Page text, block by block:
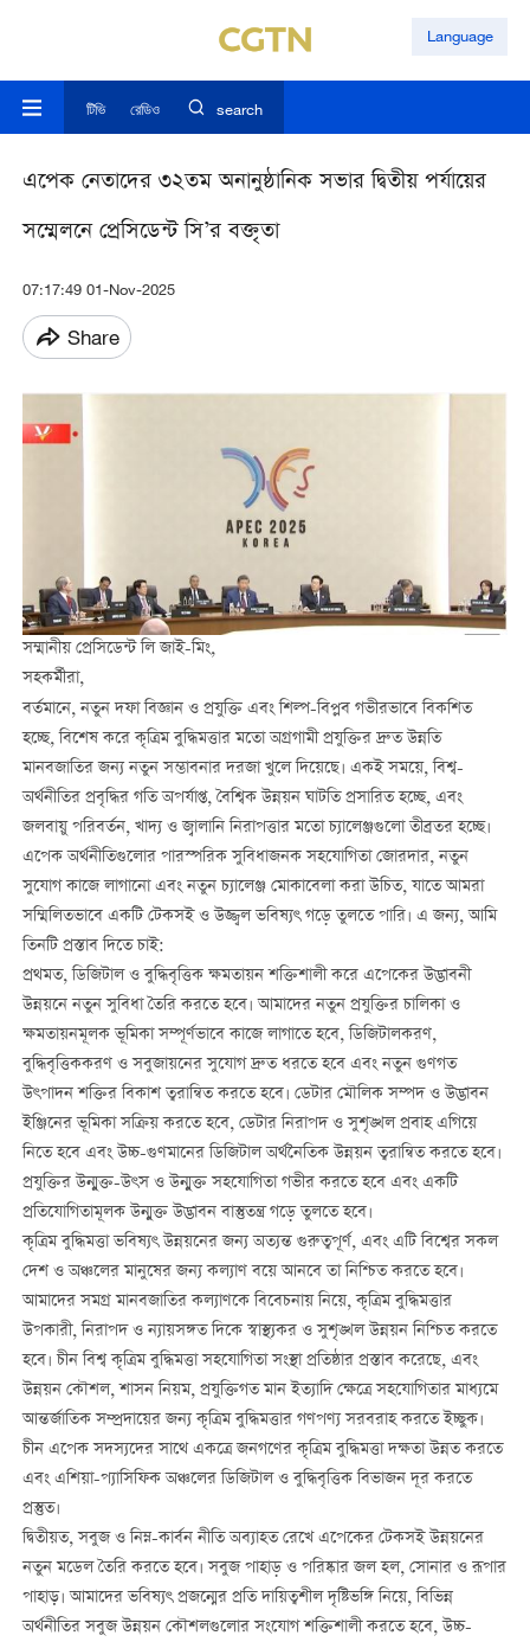
Language
টিভি রেডিও search
এপেক নেতাদের ৩২তম অনানুষ্ঠানিক সভার দ্বিতীয় পর্যায়ের
সম্মেলনে প্রেসিডেন্ট সি’র বক্তৃতা
07:17:49 01-Nov-2025
Share
সম্মানীয় প্রেসিডেন্ট লি জাই-মিং,
সহকর্মীরা,
বর্তমানে, নতুন দফা বিজ্ঞান ও প্রযুক্তি এবং শিল্প-বিপ্লব গভীরভাবে বিকশিত
হচ্ছে, বিশেষ করে কৃত্রিম বুদ্ধিমত্তার মতো অগ্রগামী প্রযুক্তির দ্রুত উন্নতি
মানবজাতির জন্য নতুন সম্ভাবনার দরজা খুলে দিয়েছে। একই সময়ে, বিশ্ব-
অর্থনীতির প্রবৃদ্ধির গতি অপর্যাপ্ত, বৈশ্বিক উন্নয়ন ঘাটতি প্রসারিত হচ্ছে, এবং
জলবায়ু পরিবর্তন, খাদ্য ও জ্বালানি নিরাপত্তার মতো চ্যালেঞ্জগুলো তীব্রতর হচ্ছে।
এপেক অর্থনীতিগুলোর পারস্পরিক সুবিধাজনক সহযোগিতা জোরদার, নতুন
সুযোগ কাজে লাগানো এবং নতুন চ্যালেঞ্জ মোকাবেলা করা উচিত, যাতে আমরা
সম্মিলিতভাবে একটি টেকসই ও উজ্জ্বল ভবিষ্যৎ গড়ে তুলতে পারি। এ জন্য, আমি
তিনটি প্রস্তাব দিতে চাই:
প্রথমত, ডিজিটাল ও বুদ্ধিবৃত্তিক ক্ষমতায়ন শক্তিশালী করে এপেকের উদ্ভাবনী
উন্নয়নে নতুন সুবিধা তৈরি করতে হবে। আমাদের নতুন প্রযুক্তির চালিকা ও
ক্ষমতায়নমূলক ভূমিকা সম্পূর্ণভাবে কাজে লাগাতে হবে, ডিজিটালকরণ,
বুদ্ধিবৃত্তিককরণ ও সবুজায়নের সুযোগ দ্রুত ধরতে হবে এবং নতুন গুণগত
উৎপাদন শক্তির বিকাশ ত্বরান্বিত করতে হবে। ডেটার মৌলিক সম্পদ ও উদ্ভাবন
ইঞ্জিনের ভূমিকা সক্রিয় করতে হবে, ডেটার নিরাপদ ও সুশৃঙ্খল প্রবাহ এগিয়ে
নিতে হবে এবং উচ্চ-গুণমানের ডিজিটাল অর্থনৈতিক উন্নয়ন ত্বরান্বিত করতে হবে।
প্রযুক্তির উন্মুক্ত-উৎস ও উন্মুক্ত সহযোগিতা গভীর করতে হবে এবং একটি
প্রতিযোগিতামূলক উন্মুক্ত উদ্ভাবন বাস্তুতন্ত্র গড়ে তুলতে হবে।
কৃত্রিম বুদ্ধিমত্তা ভবিষ্যৎ উন্নয়নের জন্য অত্যন্ত গুরুত্বপূর্ণ, এবং এটি বিশ্বের সকল
দেশ ও অঞ্চলের মানুষের জন্য কল্যাণ বয়ে আনবে তা নিশ্চিত করতে হবে।
আমাদের সমগ্র মানবজাতির কল্যাণকে বিবেচনায় নিয়ে, কৃত্রিম বুদ্ধিমত্তার
উপকারী, নিরাপদ ও ন্যায়সঙ্গত দিকে স্বাস্থ্যকর ও সুশৃঙ্খল উন্নয়ন নিশ্চিত করতে
হবে। চীন বিশ্ব কৃত্রিম বুদ্ধিমত্তা সহযোগিতা সংস্থা প্রতিষ্ঠার প্রস্তাব করেছে, এবং
উন্নয়ন কৌশল, শাসন নিয়ম, প্রযুক্তিগত মান ইত্যাদি ক্ষেত্রে সহযোগিতার মাধ্যমে
আন্তর্জাতিক সম্প্রদায়ের জন্য কৃত্রিম বুদ্ধিমত্তার গণপণ্য সরবরাহ করতে ইচ্ছুক।
চীন এপেক সদস্যদের সাথে একত্রে জনগণের কৃত্রিম বুদ্ধিমত্তা দক্ষতা উন্নত করতে
এবং এশিয়া-প্যাসিফিক অঞ্চলের ডিজিটাল ও বুদ্ধিবৃত্তিক বিভাজন দূর করতে
প্রস্তুত।
দ্বিতীয়ত, সবুজ ও নিম্ন-কার্বন নীতি অব্যাহত রেখে এপেকের টেকসই উন্নয়নের
নতুন মডেল তৈরি করতে হবে। সবুজ পাহাড় ও পরিষ্কার জল হল, সোনার ও রূপার
পাহাড়। আমাদের ভবিষ্যৎ প্রজন্মের প্রতি দায়িত্বশীল দৃষ্টিভঙ্গি নিয়ে, বিভিন্ন
অর্থনীতির সবুজ উন্নয়ন কৌশলগুলোর সংযোগ শক্তিশালী করতে হবে, উচ্চ-